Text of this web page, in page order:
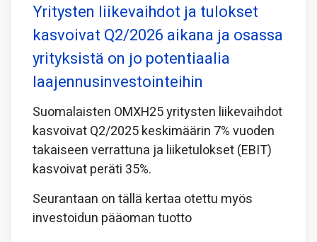
Yritysten liikevaihdot ja tulokset
kasvoivat Q2/2026 aikana ja osassa
yrityksistä on jo potentiaalia
laajennusinvestointeihin
Suomalaisten OMXH25 yritysten liikevaihdot
kasvoivat Q2/2025 keskimäärin 7% vuoden
takaiseen verrattuna ja liiketulokset (EBIT)
kasvoivat peräti 35%.
Seurantaan on tällä kertaa otettu myös
investoidun pääoman tuotto